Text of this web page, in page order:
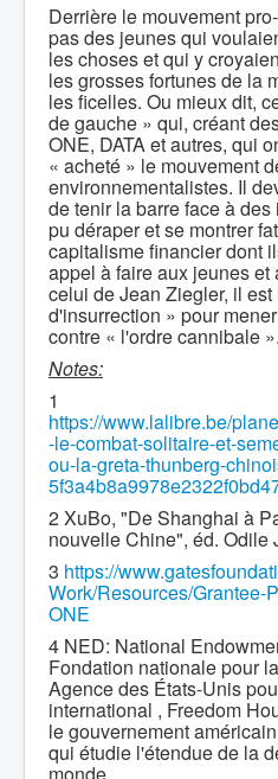
Derrière le mouvement
pas des jeunes qui
les choses et qui y
les grosses fortunes de la
les ficelles. Ou mieux dit,
de gauche » qui, créant
ONE, DATA et autres, qui
« acheté » le mouvement
environnementalistes. Il
de tenir la barre face à
pu déraper et se montrer
capitalisme financier dont
appel à faire aux jeunes
celui de Jean Ziegler, il
d'insurrection » pour
contre « l'ordre cannibale ».
Notes:
1
https://www.lalibre.be/
-le-combat-solitaire-et-
ou-la-greta-thunberg-
2 XuBo, "De Shanghai à
nouvelle Chine", éd. Odile
3 https://
Work/Resources/Grantee-
ONE
4 NED: National
Fondation nationale pour
Agence des États-Unis
international , Freedom
le gouvernement
qui étudie l'étendue de la
monde